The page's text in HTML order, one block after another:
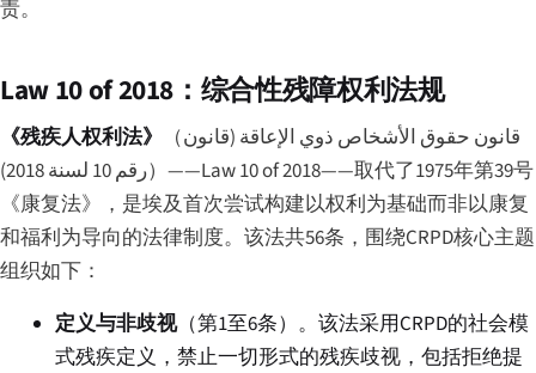
责。
Law 10 of 2018：综合性残障权利法规
《残疾人权利法》 （قانون حقوق الأشخاص ذوي الإعاقة (قانون
رقم 10 لسنة 2018)）——Law 10 of 2018——取代了1975年第39号
《康复法》，是埃及首次尝试构建以权利为基础而非以康复
和福利为导向的法律制度。该法共56条，围绕CRPD核心主题
组织如下：
定义与非歧视（第1至6条）。该法采用CRPD的社会模
式残疾定义，禁止一切形式的残疾歧视，包括拒绝提